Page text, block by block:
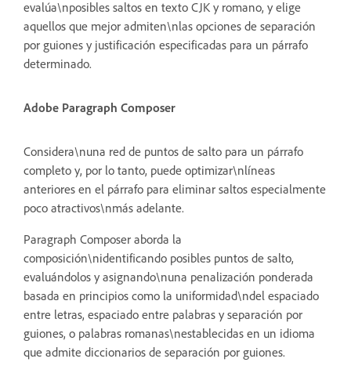
evalúa\nposibles saltos en texto CJK y romano, y elige
aquellos que mejor admiten\nlas opciones de separación
por guiones y justificación especificadas para un párrafo
determinado.
Adobe Paragraph Composer
Considera\nuna red de puntos de salto para un párrafo
completo y, por lo tanto, puede optimizar\nlíneas
anteriores en el párrafo para eliminar saltos especialmente
poco atractivos\nmás adelante.
Paragraph Composer aborda la
composición\nidentificando posibles puntos de salto,
evaluándolos y asignando\nuna penalización ponderada
basada en principios como la uniformidad\ndel espaciado
entre letras, espaciado entre palabras y separación por
guiones, o palabras romanas\nestablecidas en un idioma
que admite diccionarios de separación por guiones.